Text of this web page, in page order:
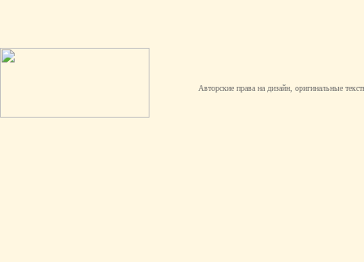
Авторские права на дизайн, оригинальные